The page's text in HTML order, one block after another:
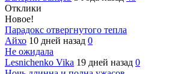
Отклики
Новое!
Парадокс отвергнутого тепла
Айхо 10 дней назад 0
Не ожидала
Lesnichenko Vika 19 дней назад 0